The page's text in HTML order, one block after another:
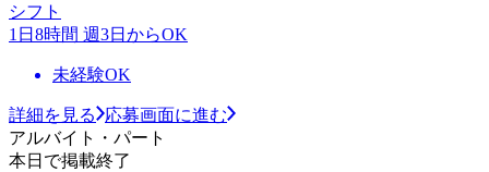
シフト
1日8時間 週3日からOK
未経験OK
詳細を見る
応募画面に進む
アルバイト・パート
本日で掲載終了